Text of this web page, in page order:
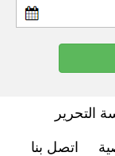
التحرير
اتصل بنا